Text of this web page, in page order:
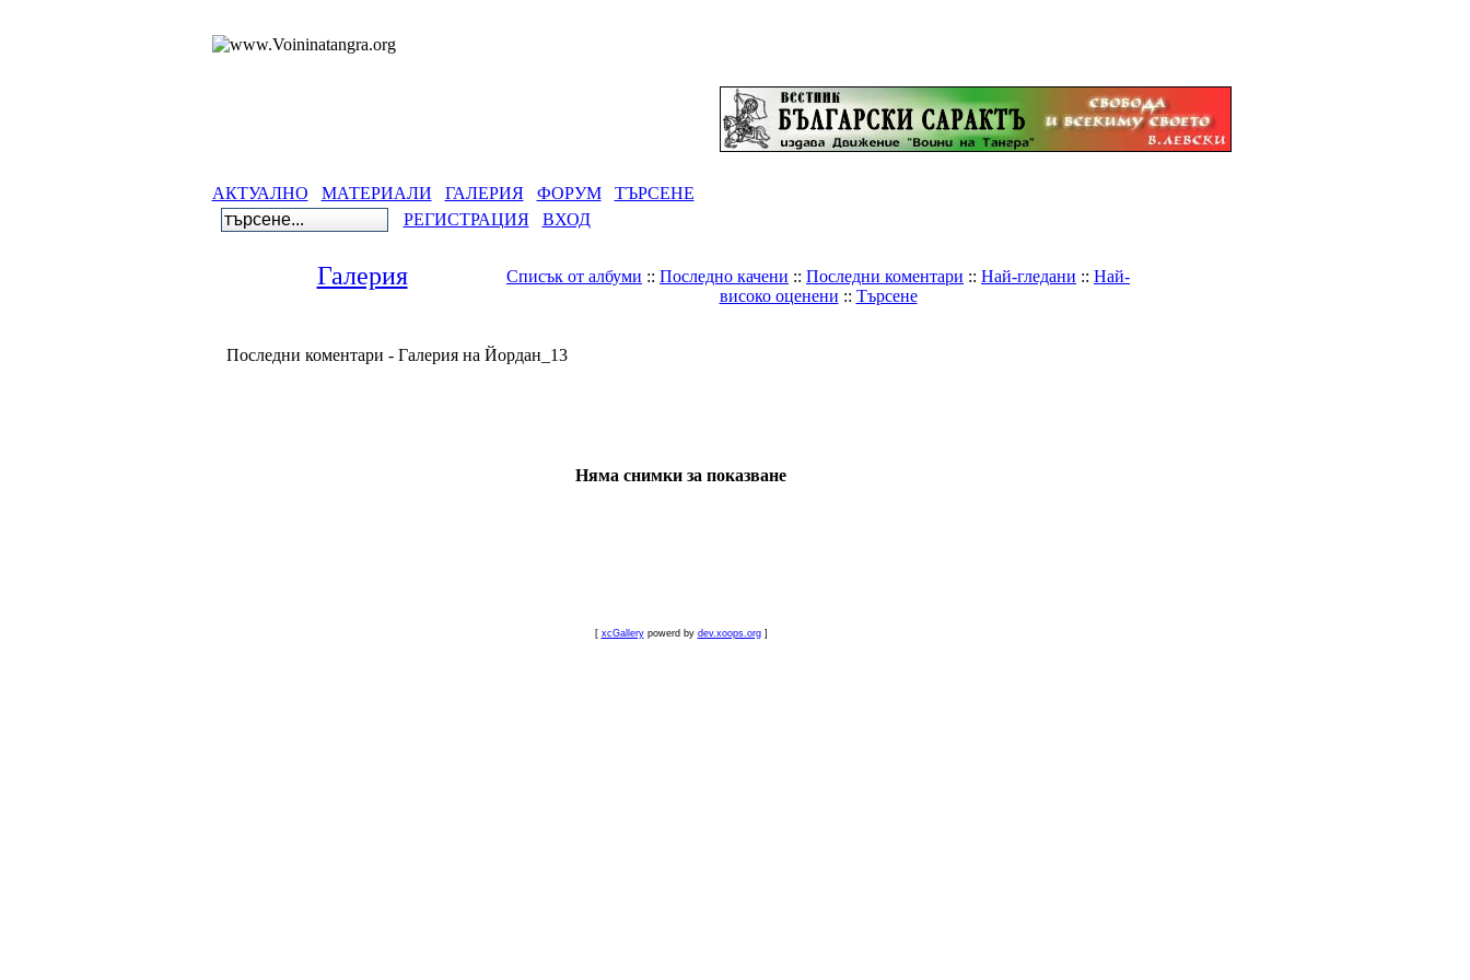
АКТУАЛНО МАТЕРИАЛИ ГАЛЕРИЯ ФОРУМ
ТЪРСЕНЕ
РЕГИСТРАЦИЯ
ВХОД
Галерия Списък от албуми :: Последно качени :: Последни коментари :: Най-гледани :: Най-
високо оценени :: Търсене
Последни коментари - Галерия на Йордан_13
Няма снимки за показване
[ xcGallerypowerd by dev.xoops.org]